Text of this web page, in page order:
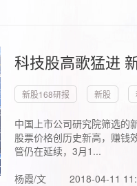
科技股高歌猛进
新股168研报 新股
中国上市公司研究院筛选的
股票价格创历史新高，赚钱
管仍在延续，3月1...
杨霞/文
2018-04-11